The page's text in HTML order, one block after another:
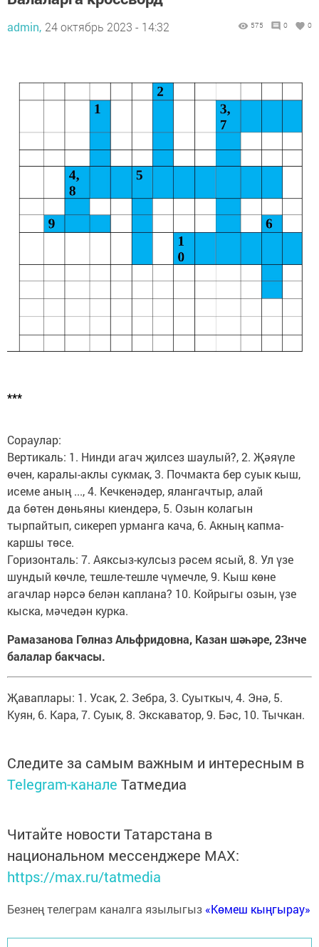
admin, 24 октябрь 2023 - 14:32 575 0 0
***
Сораулар:
Вертикаль: 1. Нинди агач җилсез шаулый?, 2. Җәяүле
өчен, каралы-аклы сукмак, 3. Почмакта бер суык кыш,
исеме аның ..., 4. Кечкенәдер, ялангачтыр, алай
да бөтен дөньяны киендерә, 5. Озын колагын
тырпайтып, сикереп урманга кача, 6. Акның капма-
каршы төсе.
Горизонталь: 7. Аяксыз-кулсыз рәсем ясый, 8. Ул үзе
шундый көчле, тешле-тешле чүмечле, 9. Кыш көне
агачлар нәрсә белән каплана? 10. Койрыгы озын, үзе
кыска, мәчедән курка.
Рамазанова Гөлназ Альфридовна, Казан шәһәре, 23нче
балалар бакчасы.
Җаваплары: 1. Усак, 2. Зебра, 3. Суыткыч, 4. Энә, 5.
Куян, 6. Кара, 7. Суык, 8. Экскаватор, 9. Бәс, 10. Тычкан.
Следите за самым важным и интересным в
Telegram-канале Татмедиа
Читайте новости Татарстана в
национальном мессенджере MАХ:
https://max.ru/tatmedia
Безнең телеграм каналга язылыгыз «Көмеш кыңгырау»